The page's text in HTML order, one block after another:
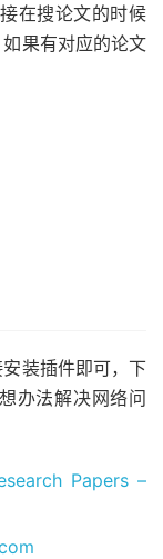
在搜论文的时候
果有对应的论文
装插件即可，下
办法解决网络问
Papers –